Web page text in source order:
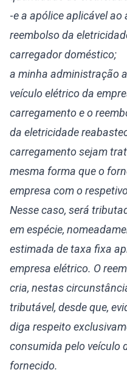
-e a apólice aplicável ao
reembolso da
carregador doméstico;
a minha administração
veículo elétrico da
carregamento e o
da eletricidade
carregamento sejam
mesma forma que o
empresa com o
Nesse caso, será
em espécie,
estimada de taxa fixa
empresa elétrico. O
cria, nestas
tributável, desde que,
diga respeito
consumida pelo veículo
fornecido.